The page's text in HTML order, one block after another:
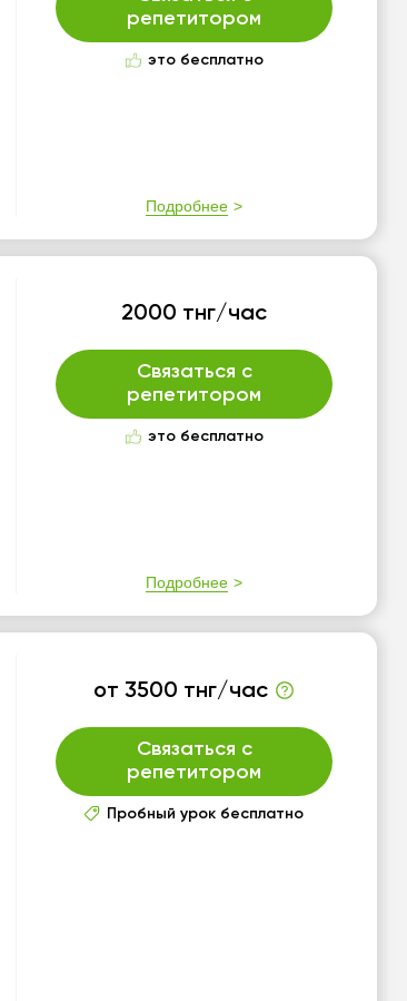
репетитором
это бесплатно
Подробнее
2000 тнг/час
Связаться с
репетитором
это бесплатно
Подробнее
от 3500 тнг/час
Связаться с
репетитором
Пробный урок бесплатно